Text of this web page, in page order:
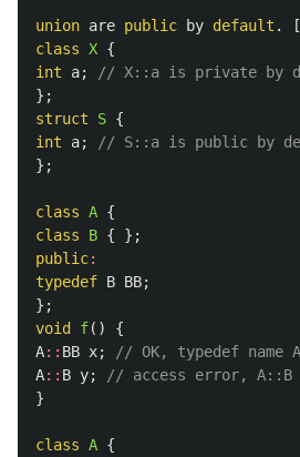
union are public by default . [
class X {
int
a;
// X::a is private by
};
struct
S {
int
a;
// S::a is public by
};
class A {
class
B {
};
public:
typedef B BB;
};
void
f()
{
A:: BB x;
// OK, typedef name
A:: B y;
// access error,
}
class A {